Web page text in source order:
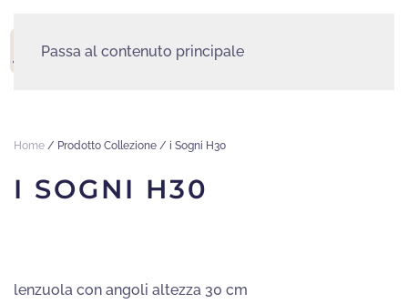
Passa al contenuto principale
Home / Prodotto Collezione / i Sogni H30
I SOGNI H30
lenzuola con angoli altezza 30 cm